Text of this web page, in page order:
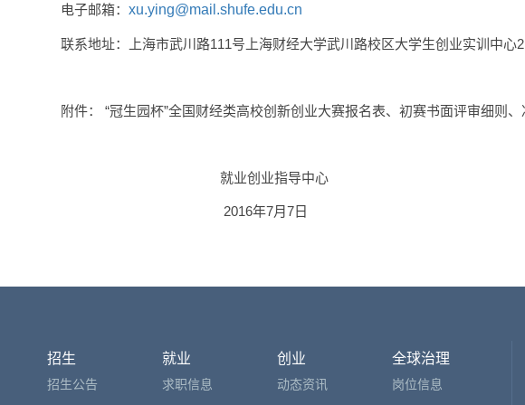
电子邮箱： xu.ying@mail.shufe.edu.cn
联系地址：上海市武川路111号上海财经大学武川路校区大学生创业实训中
附件： “冠生园杯”全国财经类高校创新创业大赛报名表、初赛书面评审细则
就业创业指导中心
2016年7月7日
招生
招生公告
就业
求职信息
创业
动态资讯
全球治理
岗位信息